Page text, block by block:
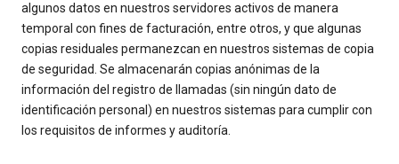
algunos datos en nuestros servidores activos de manera
temporal con fines de facturación, entre otros, y que algunas
copias residuales permanezcan en nuestros sistemas de copia
de seguridad. Se almacenarán copias anónimas de la
información del registro de llamadas (sin ningún dato de
identificación personal) en nuestros sistemas para cumplir con
los requisitos de informes y auditoría.